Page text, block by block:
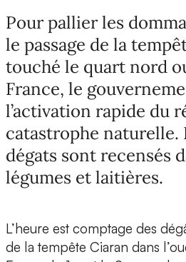
Pour pallier les
le passage de la
touché le quart nord
France, le
l’activation rapide du
catastrophe naturelle.
dégats sont recensés
légumes et laitières.
L’heure est comptage des
de la tempête Ciaran dans